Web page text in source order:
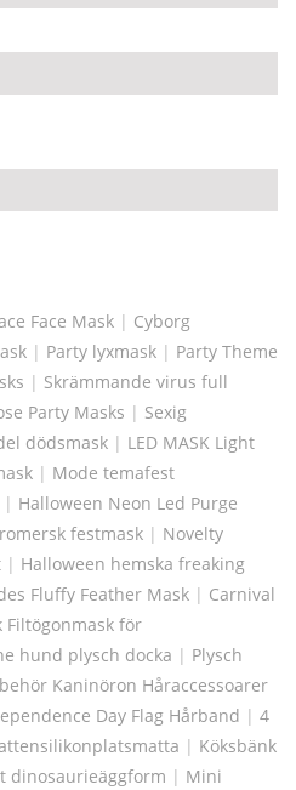
Face Mask | Cyborg
| Party lyxmask | Party Theme
| Skrämmande virus full
Party Masks | Sexig
dödsmask | LED MASK Light
| Mode temafest
| Halloween Neon Led Purge
festmask | Novelty
| Halloween hemska freaking
Fluffy Feather Mask | Carnival
Filtögonmask för
hund plysch docka | Plysch
Kaninöron Håraccessoarer
Day Flag Hårband | 4
| Köksbänk
dinosaurieäggform | Mini